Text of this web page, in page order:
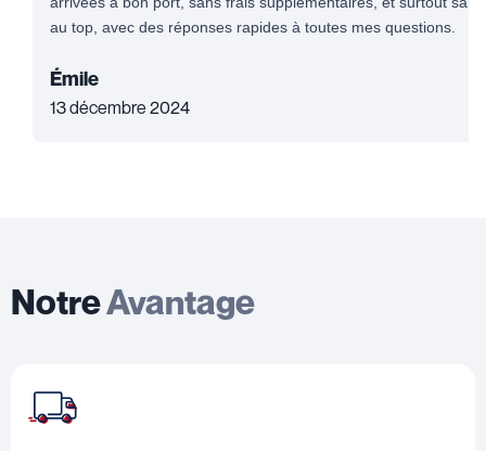
au top, avec des réponses rapides à toutes mes questions.
Émile
13 décembre 2024
NotreAvantage